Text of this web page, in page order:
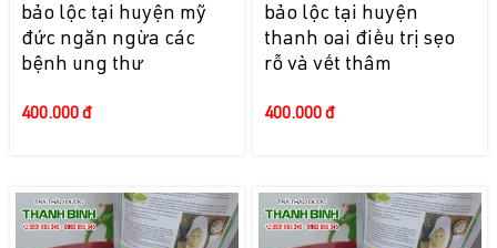
bảo lộc tại huyện mỹ
đức ngăn ngừa các
bệnh ung thư
400.000 đ
bảo lộc tại huyện
thanh oai điều trị sẹo
rỗ và vết thâm
400.000 đ